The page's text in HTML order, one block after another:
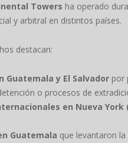
Towers ha operado
y arbitral en distintos países.
destacan:
Guatemala y El Salvador por
o procesos de
en Nueva York
Guatemala que levantaron